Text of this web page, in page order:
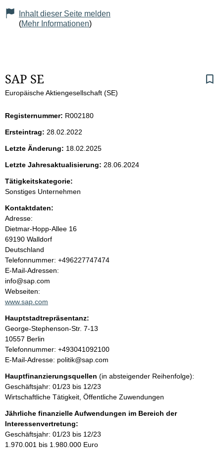
Inhalt dieser Seite melden
(Mehr Informationen)
S
e
i
t
e
n
i
n
h
a
l
t
SAP SE
Europäische Aktiengesellschaft (SE)
Registernummer: R002180
Ersteintrag: 28.02.2022
Letzte Änderung: 18.02.2025
Letzte Jahresaktualisierung: 28.06.2024
Tätigkeitskategorie:
Sonstiges Unternehmen
Kontaktdaten:
Adresse:
Dietmar-Hopp-Allee 16
69190 Walldorf
Deutschland
K
o
n
t
a
t
i
n
o
r
m
a
i
o
n
e
Telefonnummer: +496227747474
E-Mail-Adressen:
info@sap.com
Webseiten:
www.sap.com
Hauptstadtrepräsentanz:
A
d
r
e
s
e
George-Stephenson-Str. 7-13
10557 Berlin
K
o
t
a
k
t
i
n
f
Telefonnummer: +493041092100
E-Mail-Adresse: politik@sap.com
Hauptfinanzierungsquellen (in absteigender Reihenfolge):
Geschäftsjahr: 01/23 bis 12/23
Wirtschaftliche Tätigkeit, Öffentliche Zuwendungen
Jährliche finanzielle Aufwendungen im Bereich der
Interessenvertretung:
Geschäftsjahr: 01/23 bis 12/23
1.970.001 bis 1.980.000 Euro